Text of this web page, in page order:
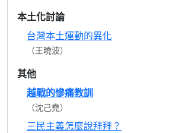
本土化討論
台灣本土運動的異化
（王曉波）
其他
越戰的慘痛教訓
（沈己堯）
三民主義怎麼說拜拜？